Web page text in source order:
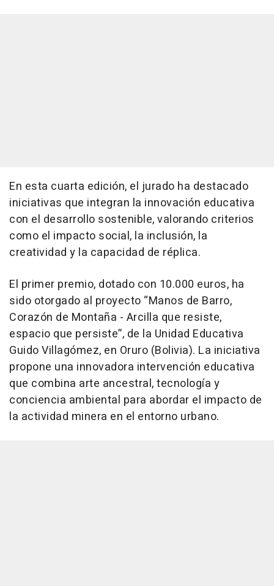
En esta cuarta edición, el jurado ha destacado
iniciativas que integran la innovación educativa
con el desarrollo sostenible, valorando criterios
como el impacto social, la inclusión, la
creatividad y la capacidad de réplica.
El primer premio, dotado con 10.000 euros, ha
sido otorgado al proyecto “Manos de Barro,
Corazón de Montaña - Arcilla que resiste,
espacio que persiste”, de la Unidad Educativa
Guido Villagómez, en Oruro (Bolivia). La iniciativa
propone una innovadora intervención educativa
que combina arte ancestral, tecnología y
conciencia ambiental para abordar el impacto de
la actividad minera en el entorno urbano.